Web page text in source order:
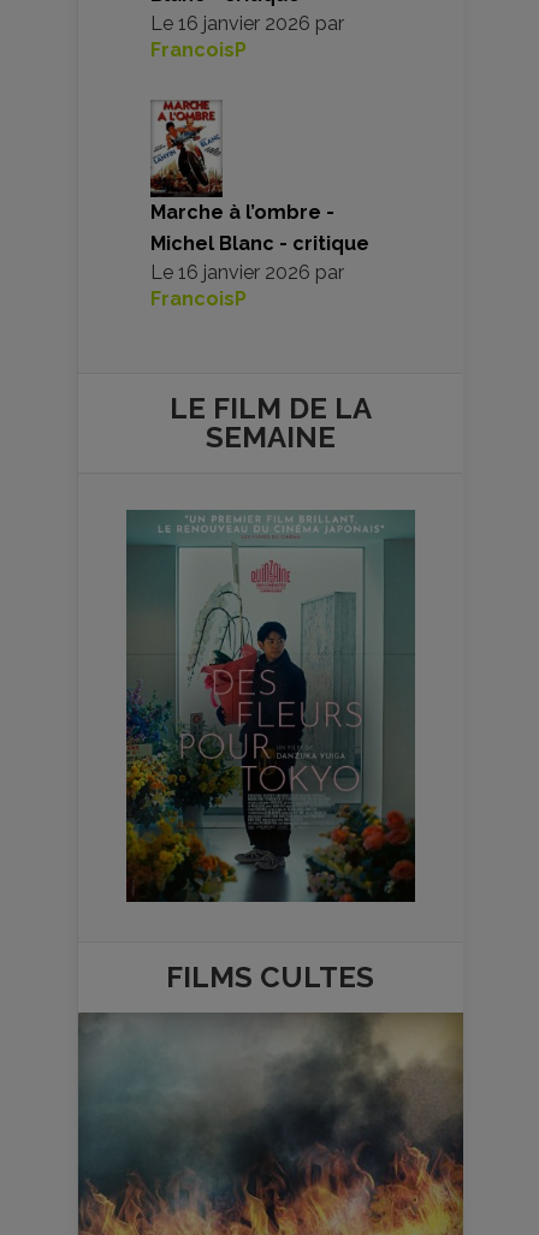
Le 16 janvier 2026 par
FrancoisP
Marche à l’ombre -
Michel Blanc - critique
Le 16 janvier 2026 par
FrancoisP
LE FILM DE LA
SEMAINE
FILMS CULTES